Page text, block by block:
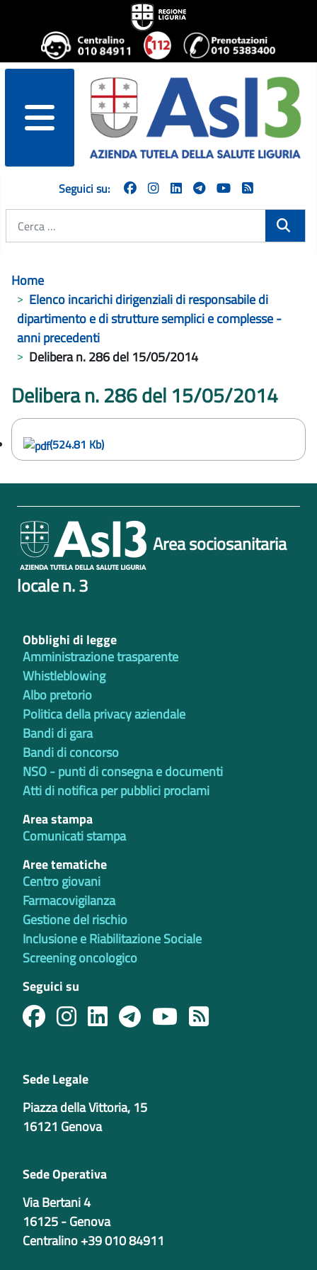
menu
Seguici su:
Home
Elenco incarichi dirigenziali di responsabile di
dipartimento e di strutture semplici e complesse -
anni precedenti
Delibera n. 286 del 15/05/2014
Delibera n. 286 del 15/05/2014
(524.81 Kb)
Area sociosanitaria
locale n. 3
Obblighi di legge
Amministrazione trasparente
Whistleblowing
Albo pretorio
Politica della privacy aziendale
Bandi di gara
Bandi di concorso
NSO - punti di consegna e documenti
Atti di notifica per pubblici proclami
Area stampa
Comunicati stampa
Aree tematiche
Centro giovani
Farmacovigilanza
Gestione del rischio
Inclusione e Riabilitazione Sociale
Screening oncologico
Seguici su
Sede Legale
Piazza della Vittoria, 15
16121 Genova
Sede Operativa
Via Bertani 4
16125 - Genova
Centralino +39 010 84911